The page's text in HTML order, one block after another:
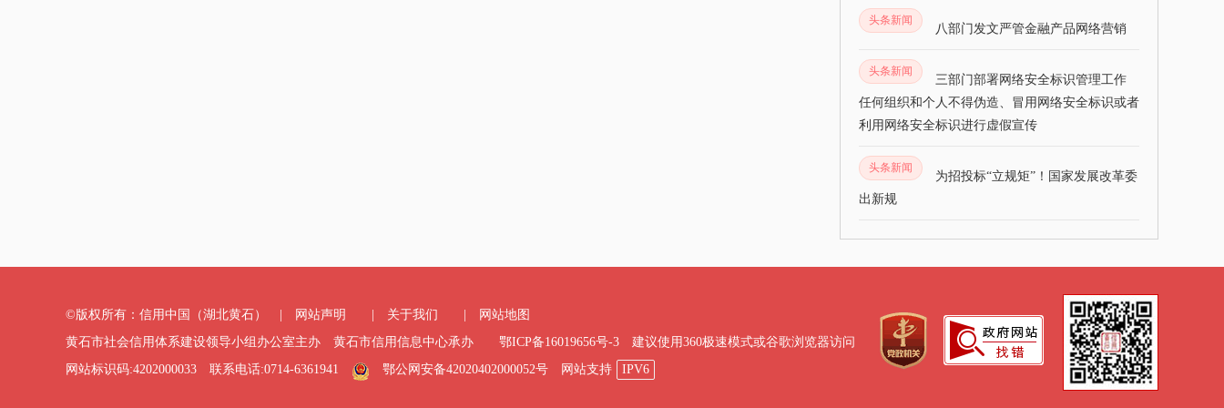
头条新闻
八部门发文严管金融产品网络营销
头条新闻
三部门部署网络安全标识管理工作
任何组织和个人不得伪造、冒用网络安全标识或者
利用网络安全标识进行虚假宣传
头条新闻
为招投标“立规矩”！国家发展改革委
出新规